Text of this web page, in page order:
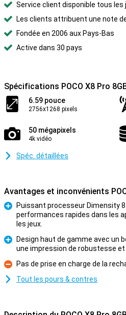
Service client disponible tous les
Les clients attribuent une note
Fondée en 2006 aux Pays-Bas
Active dans 30 pays
Spécifications POCO X8 Pro
6.59 pouce
2756x1268 pixels
50 mégapixels
4k vidéo
Spéc. détaillées
Avantages et inconvénients
Pour
Puissant processeur Dimensity
performances rapides dans les
les jeux.
Pour
Design haut de gamme avec un
une impression de robustesse et
Contre
Pas de prise en charge de la
Tout les pours & contres